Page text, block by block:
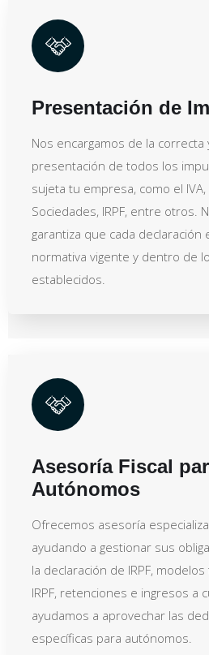
Presentación de
Nos encargamos de la correcta
presentación de todos los
sujeta tu empresa, como el
Sociedades, IRPF, entre otros.
garantiza que cada declaración
normativa vigente y dentro de
establecidos.
Asesoría Fiscal
Autónomos
Ofrecemos asesoría
ayudando a gestionar sus
la declaración de IRPF,
IRPF, retenciones e ingresos a
ayudamos a aprovechar las
específicas para autónomos.